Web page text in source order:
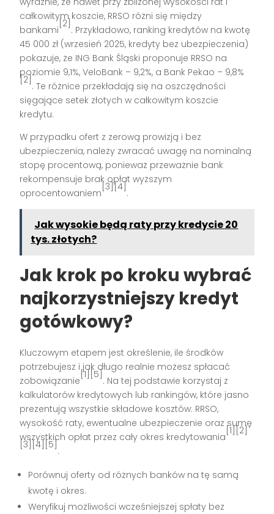
całkowitym koszcie, RRSO różni się między
bankami
[2]
. Przykładowo, ranking kredytów na kwotę
45 000 zł (wrzesień 2025, kredyty bez ubezpieczenia)
pokazuje, że ING Bank Śląski proponuje RRSO na
poziomie 9,1%, VeloBank – 9,2%, a Bank Pekao – 9,8%
[2]
. Te różnice przekładają się na oszczędności
sięgające setek złotych w całkowitym koszcie
kredytu.
W przypadku ofert z zerową prowizją i bez
ubezpieczenia, należy zwracać uwagę na nominalną
stopę procentową, ponieważ przeważnie bank
rekompensuje brak opłat wyższym
oprocentowaniem
[3][4]
.
Jak wysokie będą raty przy kredycie 20
tys. złotych?
Jak krok po kroku wybrać
najkorzystniejszy kredyt
gotówkowy?
Kluczowym etapem jest określenie, ile środków
potrzebujesz i jak długo realnie możesz spłacać
zobowiązanie
[1][5]
. Na tej podstawie korzystaj z
kalkulatorów kredytowych lub rankingów, które jasno
prezentują wszystkie składowe kosztów: RRSO,
wysokość raty, ewentualne ubezpieczenie oraz sumę
wszystkich opłat przez cały okres kredytowania
[1][2]
[3][4][5]
.
Porównuj oferty od różnych banków na tę samą
kwotę i okres.
Weryfikuj możliwości wcześniejszej spłaty bez